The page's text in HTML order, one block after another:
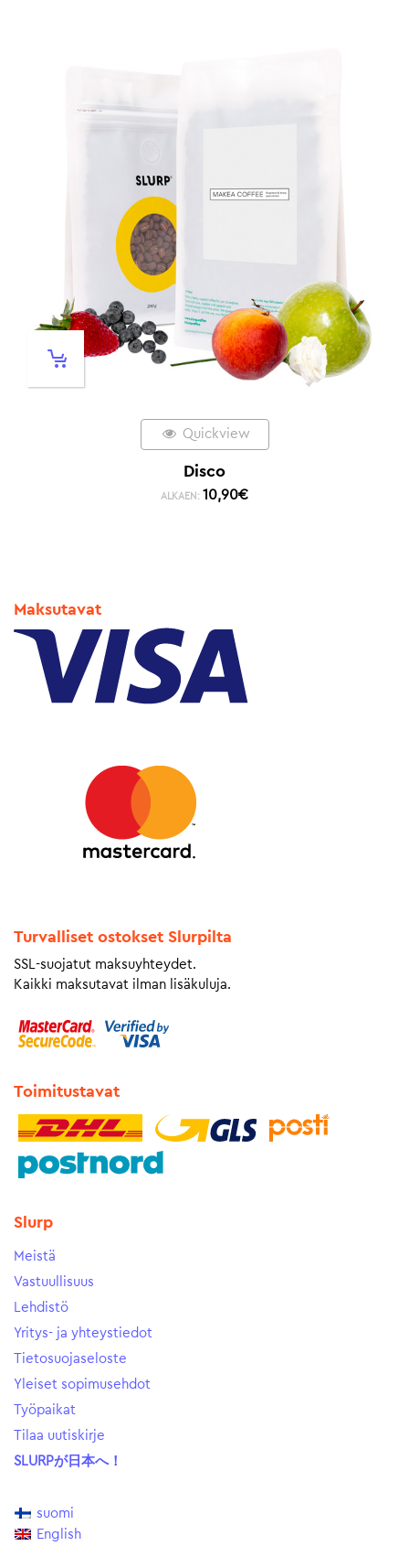
Quickview
Disco
ALKAEN: 10,90€
Maksutavat
Turvalliset ostokset Slurpilta
SSL-suojatut maksuyhteydet.
Kaikki maksutavat ilman lisäkuluja.
Toimitustavat
Slurp
Meistä
Vastuullisuus
Lehdistö
Yritys- ja yhteystiedot
Tietosuojaseloste
Yleiset sopimusehdot
Työpaikat
Tilaa uutiskirje
SLURPが日本へ！
suomi
English